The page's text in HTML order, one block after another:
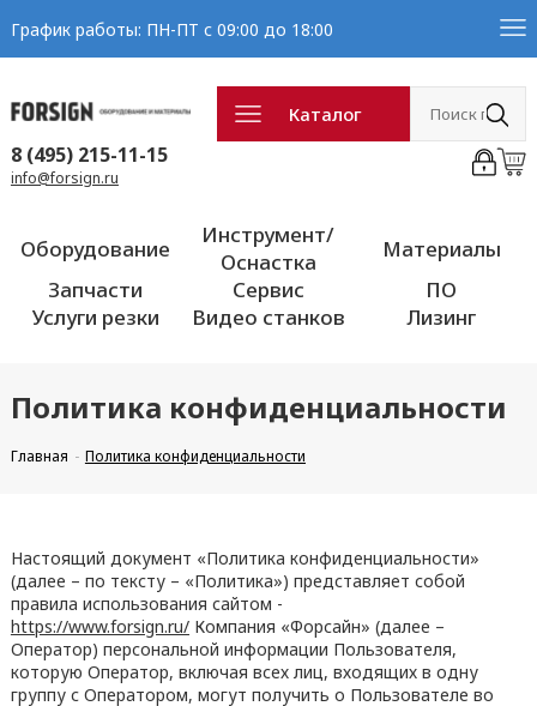
График работы: ПН-ПТ с 09:00 до 18:00
Каталог
8 (495) 215-11-15
info@forsign.ru
Оборудование
Инструмент/
Оснастка
Материалы
Запчасти
Сервис
ПО
Услуги резки
Видео станков Лизинг
Политика конфиденциальности
Главная Политика конфиденциальности
Настоящий документ «Политика конфиденциальности»
(далее – по тексту – «Политика») представляет собой
правила использования сайтом -
https://www.forsign.ru/Компания «Форсайн» (далее –
Оператор) персональной информации Пользователя,
которую Оператор, включая всех лиц, входящих в одну
группу с Оператором, могут получить о Пользователе во